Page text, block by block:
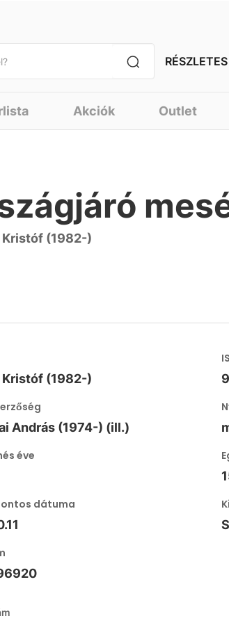
Akciók Outlet
Kristóf (1982-)
Kristóf (1982-)
András (1974-) (ill.)
éve
dátuma